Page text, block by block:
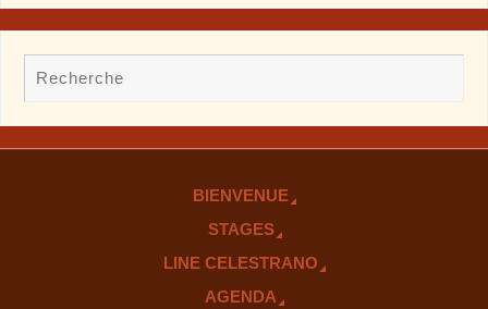
BIENVENUE
STAGES
LINE CELESTRANO
AGENDA